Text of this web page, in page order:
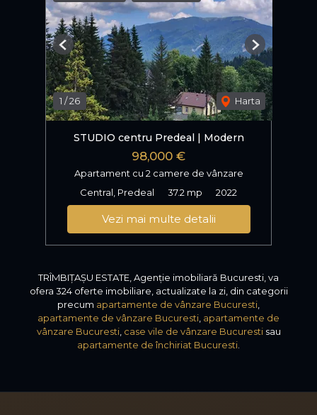
1 /26 Harta
Previous Next
STUDIO centru Predeal | Modern
98,000 €
Apartament cu 2 camere de vânzare
Central, Predeal
37.2 mp 2022
Vezi mai multe detalii
TRÎMBIȚAȘU ESTATE, Agenție imobiliară Bucuresti, va
ofera 324 oferte imobiliare, actualizate la zi, din categorii
precum apartamente de vânzare Bucuresti
apartamente de vânzare Bucuresti apartamente de
vânzare Bucuresti, case vile de vânzare Bucurestisau
apartamente de închiriat Bucuresti